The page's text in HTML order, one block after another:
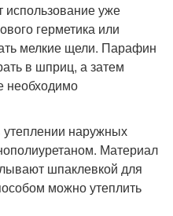
использование уже
герметика или
мелкие щели. Парафин
в шприц, а затем
необходимо
утеплении наружных
Материал
шпаклевкой для
можно утеплить